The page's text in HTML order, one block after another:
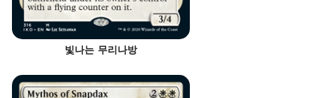
빛나는 무리나방